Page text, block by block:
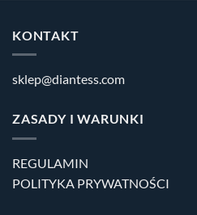
KONTAKT
sklep@diantess.com
ZASADY I WARUNKI
REGULAMIN
POLITYKA PRYWATNOŚCI